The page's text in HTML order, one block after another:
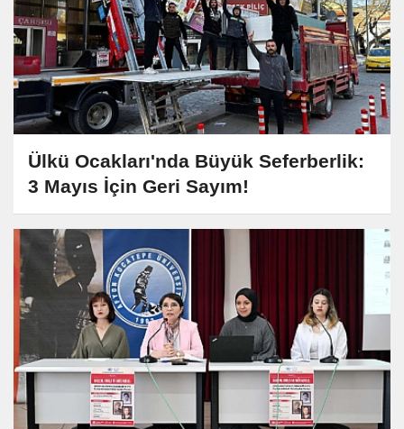
Ülkü Ocakları'nda Büyük Seferberlik:
3 Mayıs İçin Geri Sayım!